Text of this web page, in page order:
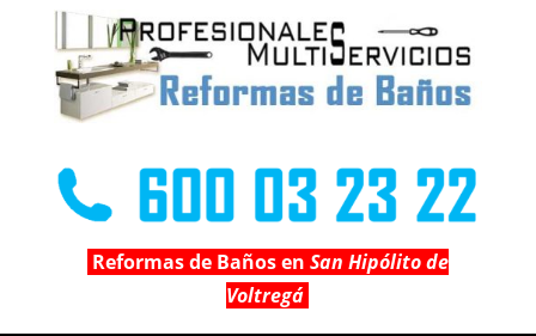
Reformas de Baños en San Hipólito de
Voltregá